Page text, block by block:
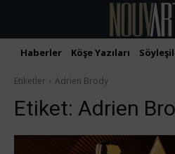
Haberler Köşe Yazıları
Etiketler Adrien Brody
Etiket: Adrien